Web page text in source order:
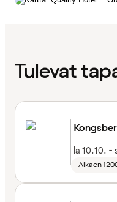
Tulevat
la 10.10. -
Alkaen